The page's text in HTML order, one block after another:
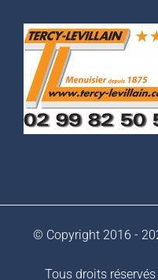
© Copyright 2016 -
Tous droits